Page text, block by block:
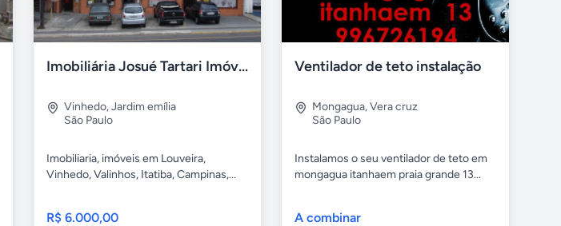
Imobiliária Josué Tartari Imóveis Louveira Vinhedo
Vinhedo,Jardim emília
São Paulo
Imobiliaria, imóveis em Louveira,
Vinhedo, Valinhos, Itatiba, Campinas,...
R$ 6.000,00
Ventilador de teto instalação
Mongagua,Vera cruz
São Paulo
Instalamos o seu ventilador de teto em
mongagua itanhaem praia grande 13...
A combinar